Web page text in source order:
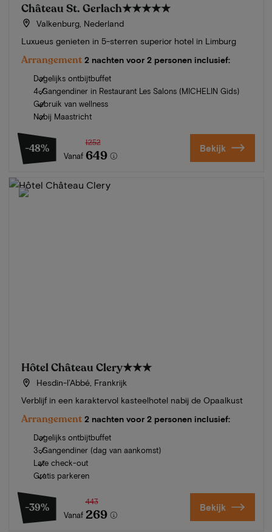
Château St. Gerlach★★★★★
Valkenburg, Nederland
Luxueus genieten in 5-sterren superior hotel in Limburg
Arrangement 2 nachten voor 2 personen inclusief:
Dagelijks ontbijtbuffet
4-Gangendiner in Restaurant Les Salons (MICHELIN Gids)
Gebruik van wellness
Nabij Maastricht
-48%
Vanaf
1252
649 Bekijk
Hôtel Château Clery★★★
Hesdin-l’Abbé, Frankrijk
Verblijf in een karaktervol kasteelhotel nabij de Opaalkust
Arrangement 2 nachten voor 2 personen inclusief:
Dagelijks ontbijtbuffet
3-Gangendiner (dag van aankomst)
Late check-out
Gratis parkeren
-39%
Vanaf
443
269 Bekijk